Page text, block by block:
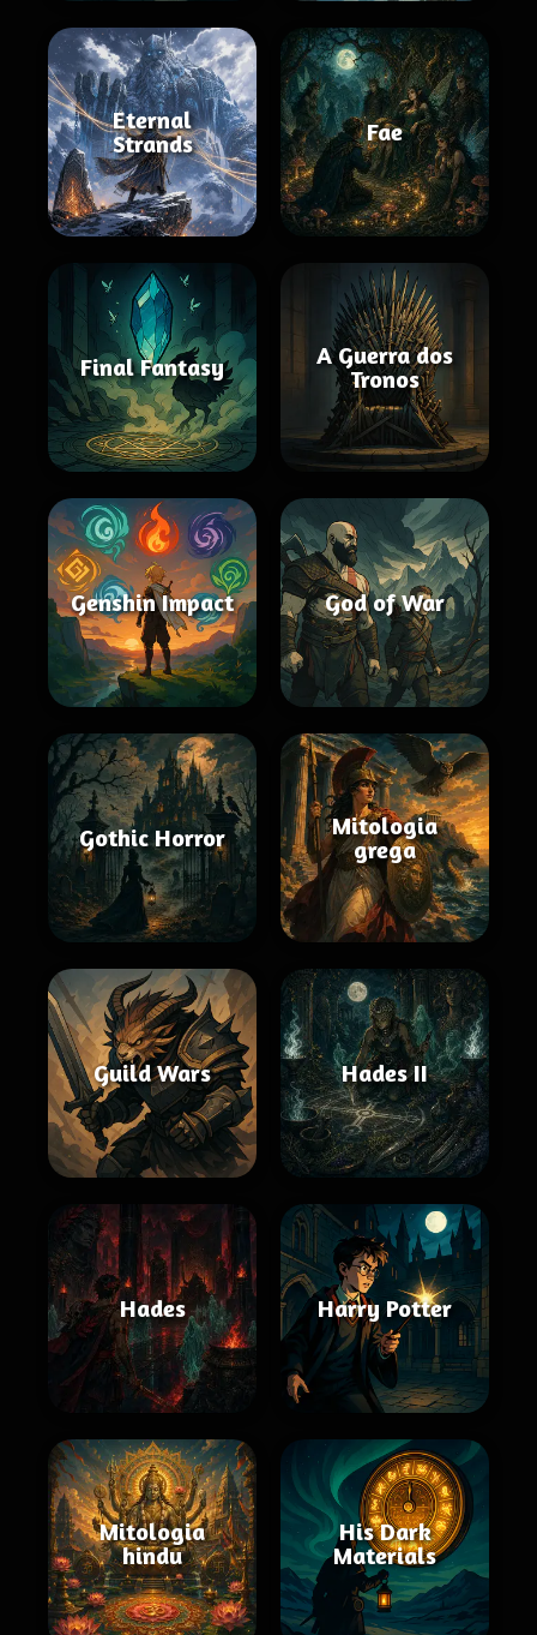
Eternal
Strands
Fae
Final Fantasy
A Guerra dos
Tronos
Genshin Impact God of War
Gothic Horror
Mitologia
grega
Guild Wars Hades II
Hades Harry Potter
Mitologia
hindu
His Dark
Materials